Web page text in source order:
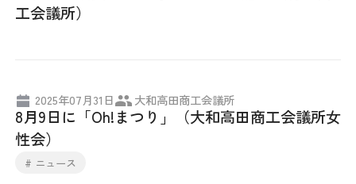
工会議所）
2025年07月31日 大和高田商工会議所
8月9日に「Oh!まつり」（大和高田商工会議所女
性会）
# ニュース